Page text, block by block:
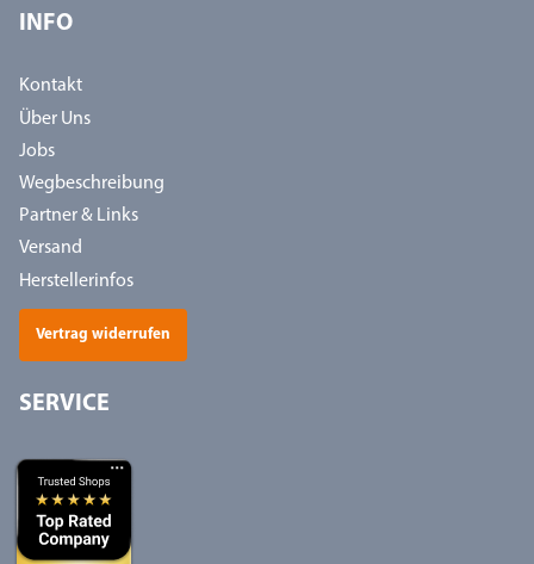
INFO
Kontakt
Über Uns
Jobs
Wegbeschreibung
Partner & Links
Versand
Herstellerinfos
Vertrag widerrufen
SERVICE